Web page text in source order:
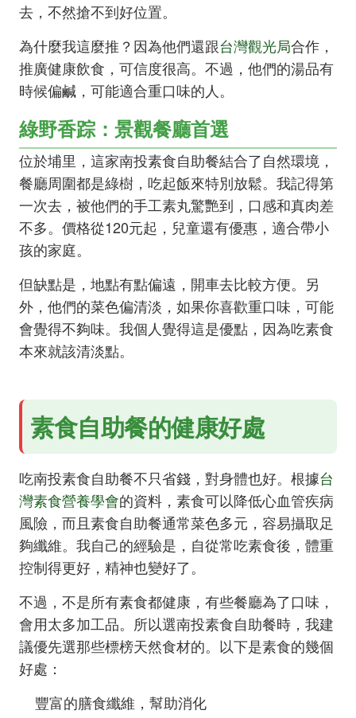
去，不然搶不到好位置。
為什麼我這麼推？因為他們還跟台灣觀光局合作，
推廣健康飲食，可信度很高。不過，他們的湯品有
時候偏鹹，可能適合重口味的人。
綠野香踪：景觀餐廳首選
位於埔里，這家南投素食自助餐結合了自然環境，
餐廳周圍都是綠樹，吃起飯來特別放鬆。我記得第
一次去，被他們的手工素丸驚艷到，口感和真肉差
不多。價格從120元起，兒童還有優惠，適合帶小
孩的家庭。
但缺點是，地點有點偏遠，開車去比較方便。另
外，他們的菜色偏清淡，如果你喜歡重口味，可能
會覺得不夠味。我個人覺得這是優點，因為吃素食
本來就該清淡點。
素食自助餐的健康好處
吃南投素食自助餐不只省錢，對身體也好。根據台
灣素食營養學會的資料，素食可以降低心血管疾病
風險，而且素食自助餐通常菜色多元，容易攝取足
夠纖維。我自己的經驗是，自從常吃素食後，體重
控制得更好，精神也變好了。
不過，不是所有素食都健康，有些餐廳為了口味，
會用太多加工品。所以選南投素食自助餐時，我建
議優先選那些標榜天然食材的。以下是素食的幾個
好處：
豐富的膳食纖維，幫助消化